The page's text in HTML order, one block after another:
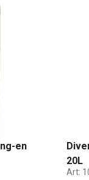
en
20L
Art: